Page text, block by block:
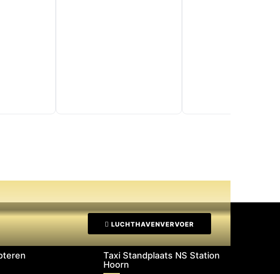
LUCHTHAVENVERVOER
Taxi Standplaats NS Station
Hoorn